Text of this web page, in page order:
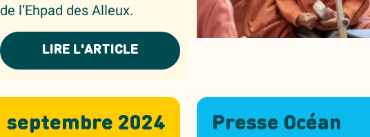
de l’Ehpad des Alleux.
LIRE L'ARTICLE
septembre 2024
Presse Océan